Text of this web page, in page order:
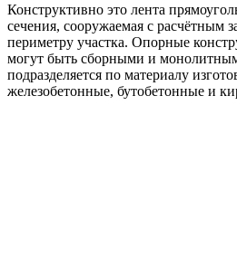
Конструктивно это лента
сечения, сооружаемая с расчётным
периметру участка. Опорные
могут быть сборными и
подразделяется по материалу
железобетонные, бутобетонные и